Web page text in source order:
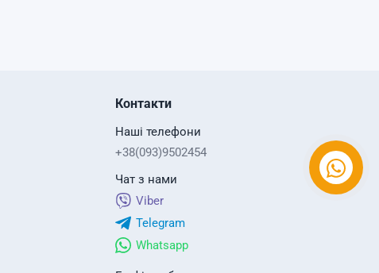
Контакти
Наші телефони
+38(093)9502454
Чат з нами
Viber
Telegram
Whatsapp